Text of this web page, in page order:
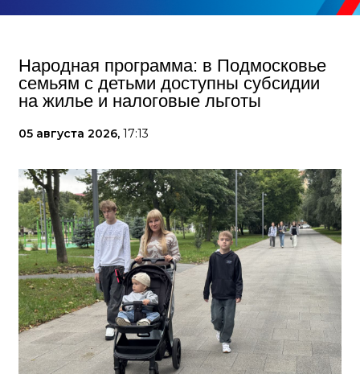
Народная программа: в Подмосковье
семьям с детьми доступны субсидии
на жилье и налоговые льготы
05 августа 2026, 17:13